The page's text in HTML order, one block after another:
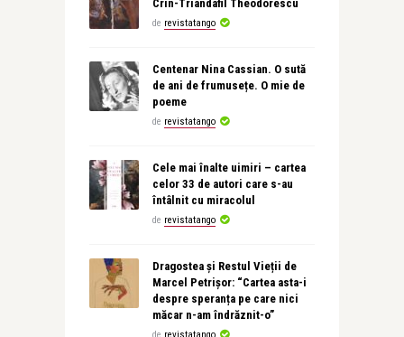
Crin-Triandafil Theodorescu
de revistatango
Centenar Nina Cassian. O sută
de ani de frumusețe. O mie de
poeme
de revistatango
Cele mai înalte uimiri – cartea
celor 33 de autori care s-au
întâlnit cu miracolul
de revistatango
Dragostea și Restul Vieții de
Marcel Petrișor: “Cartea asta-i
despre speranța pe care nici
măcar n-am îndrăznit-o”